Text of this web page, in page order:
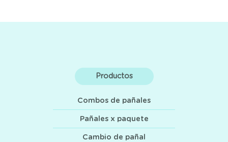
Productos
Combos de pañales
Pañales x paquete
Cambio de pañal